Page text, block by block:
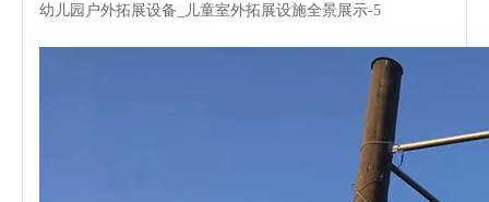
幼儿园户外拓展设备_儿童室外拓展设施全景展示-5